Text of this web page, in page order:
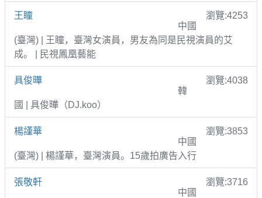
王瞳
瀏覽:4253
中國
(臺灣) | 王瞳，臺灣女演員，男友為同是民視演員的艾
成。 | 民視鳳凰藝能
具俊曄
瀏覽:4038
韓
國 | 具俊曄（DJ.koo）
楊謹華
瀏覽:3853
中國
(臺灣) | 楊謹華，臺灣演員。15歲拍廣告入行
張敬軒
瀏覽:3716
中國